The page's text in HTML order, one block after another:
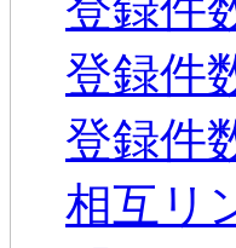
登録件
登録件
相互リ